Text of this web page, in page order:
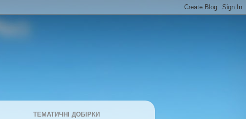
ТЕМАТИЧНІ ДОБІРКИ